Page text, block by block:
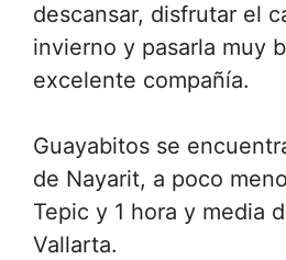
descansar, disfrutar el
invierno y pasarla muy
excelente compañía.
Guayabitos se
de Nayarit, a poco
Tepic y 1 hora y media
Vallarta.